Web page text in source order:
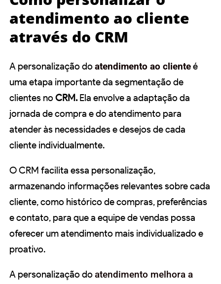
atendimento ao cliente
através do CRM
A personalização do atendimento ao clienteé
uma etapa importante da segmentação de
clientes no CRM.Ela envolve a adaptação da
jornada de compra e do atendimento para
atender às necessidades e desejos de cada
cliente individualmente.
O CRM facilita essa personalização,
armazenando informações relevantes sobre cada
cliente, como histórico de compras, preferências
e contato, para que a equipe de vendas possa
oferecer um atendimento mais individualizado e
proativo.
A personalização do atendimento melhora a